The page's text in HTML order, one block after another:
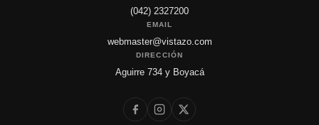
(042) 2327200
EMAIL
webmaster@vistazo.com
DIRECCIÓN
Aguirre 734 y Boyacá